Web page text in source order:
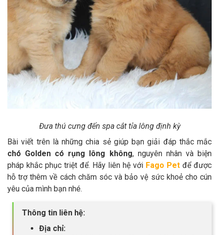
Đưa thú cưng đến spa cắt tỉa lông định kỳ
Bài viết trên là những chia sẻ giúp bạn giải đáp thắc mắc
chó Golden có rụng lông không, nguyên nhân và biện
pháp khắc phục triệt để. Hãy liên hệ với Fago Pet để được
hỗ trợ thêm về cách chăm sóc và bảo vệ sức khoẻ cho cún
yêu của mình bạn nhé.
Thông tin liên hệ:
Địa chỉ: